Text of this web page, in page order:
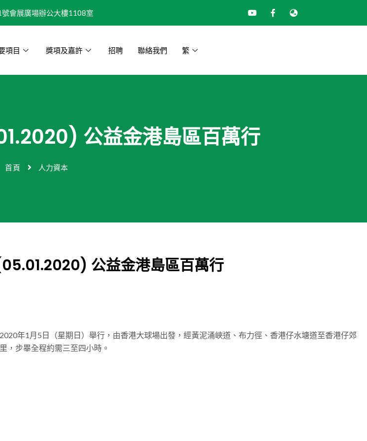
會展廣場辦公大樓1108室
項目 獎項及嘉許 招聘 聯絡我們 繁
公益金港島區百萬行
首頁 人力資本
公益金港島區百萬行
2020年1月5日（星期日）舉行，由香港大球場出發，經黃泥涌峽道、布力徑、香港仔水塘道至香港仔郊
，步畢全程約需三至四小時。